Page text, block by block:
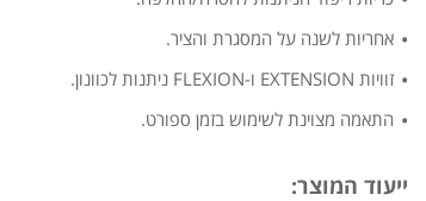
אחריות לשנה על המסגרת והציר.
זוויות EXTENSION ו-FLEXION ניתנות לכוונון.
התאמה מצוינת לשימוש בזמן ספורט.
ייעוד המוצר: